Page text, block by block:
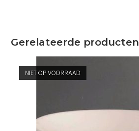
Gerelateerde producten
NIET OP VOORRAAD